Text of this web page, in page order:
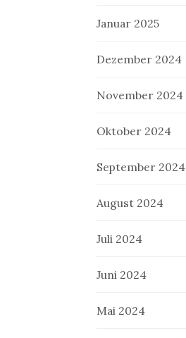
Januar 2025
Dezember 2024
November 2024
Oktober 2024
September 2024
August 2024
Juli 2024
Juni 2024
Mai 2024